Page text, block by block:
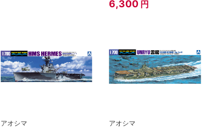
付き）
6,300 円
アオシマ アオシマ